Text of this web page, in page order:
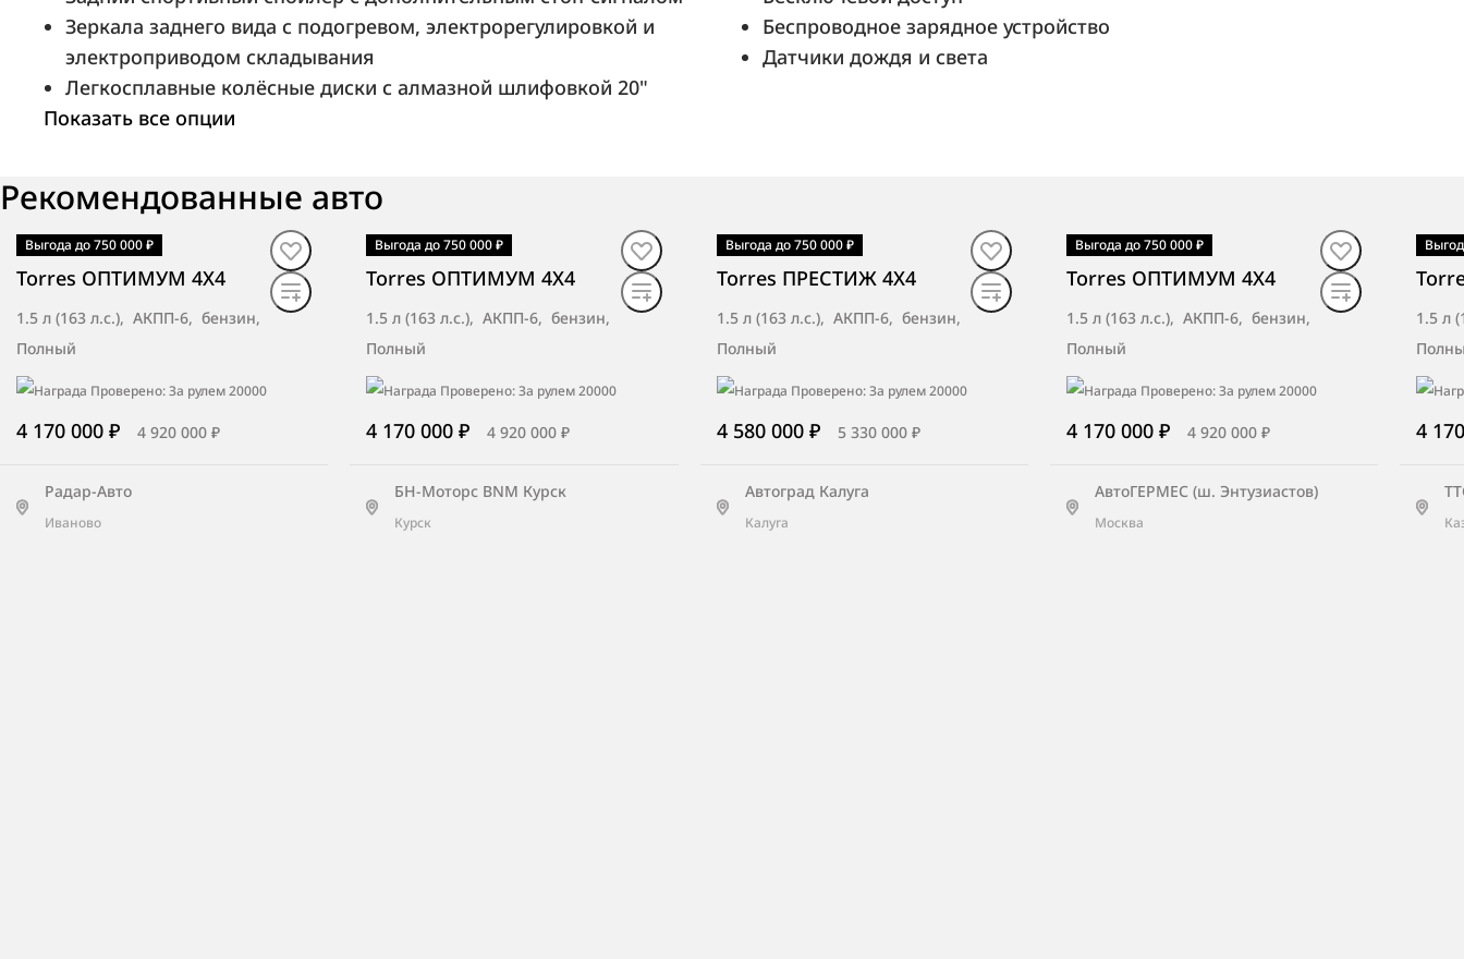
ТТС Оренбург
Оренбург, трасса Оренбург-Орск, 12
километр
Лаки Моторс
Екатеринбург, улица Бебеля 115
Бета Север
Петрозаводск, Лесной проспект, д. 48
Арконт
Зеркала заднего вида с подогревом, электрорегулировкой и
электроприводом складывания
Легкосплавные колёсные диски с алмазной шлифовкой 20"
Беспроводное зарядное устройство
Датчики дождя и света
Показать все опции
Рекомендованные авто
Выгода до 750 000 ₽
В наличии·авто
Torres ОПТИМУМ 4X4
1.5 л (163 л.с.), АКПП-6, бензин,
Полный
4 170 000 ₽ 4 920 000 ₽
Радар-Авто
Иваново
Выгода до 750 000 ₽
В наличии·авто
Torres ОПТИМУМ 4X4
1.5 л (163 л.с.), АКПП-6, бензин,
Полный
4 170 000 ₽ 4 920 000 ₽
БН-Моторс BNM Курск
Курск
Выгода до 750 000 ₽
В наличии·авто
Torres ПРЕСТИЖ 4X4
1.5 л (163 л.с.), АКПП-6, бензин,
Полный
4 580 000 ₽ 5 330 000 ₽
Автоград Калуга
Калуга
Выгода до 750 000 ₽
В наличии·авто
Torres ОПТИМУМ 4X4
1.5 л (163 л.с.), АКПП-6, бензин,
Полный
4 170 000 ₽ 4 920 000 ₽
АвтоГЕРМЕС (ш. Энтузиастов)
Москва
В
1.5 л
4